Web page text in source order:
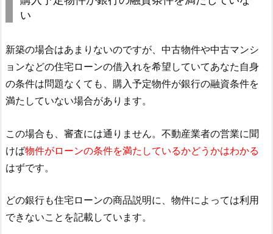
い
新築の場合はあまりないのですが、中古物件や中古マンシ
ョンなどの住宅ローンの借入れを希望していてあなた自身
の条件は問題なくても、購入予定物件が銀行の融資条件を
満たしていない場合があります。
この場合も、審査には通りません。不動産業者の営業に聞
けば物件がローンの条件を満たしているかどうかはわかる
はずです。
どの銀行も住宅ローンの商品説明に、物件によっては利用
できないことを記載しています。